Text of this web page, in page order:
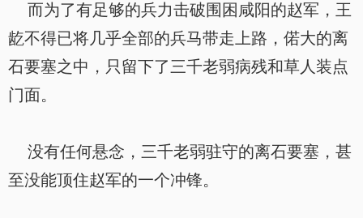
而为了有足够的兵力击破围困咸阳的赵军，王
龁不得已将几乎全部的兵马带走上路，偌大的离
石要塞之中，只留下了三千老弱病残和草人装点
门面。
没有任何悬念，三千老弱驻守的离石要塞，甚
至没能顶住赵军的一个冲锋。